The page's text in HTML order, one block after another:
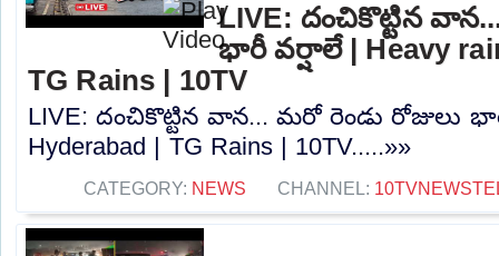
LIVE: దంచికొట్టిన
భారీ వర్షాలే | Heavy
TG Rains | 10TV
LIVE: దంచికొట్టిన వాన... మరో రెండు రోజులు
Hyderabad | TG Rains | 10TV.....»»
CATEGORY: NEWS CHANNEL: